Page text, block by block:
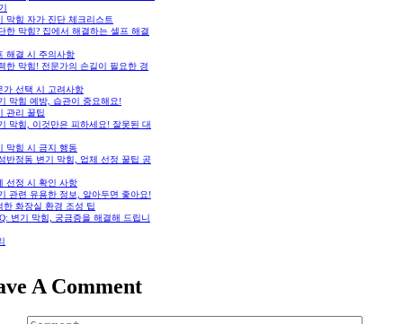
막힘 자가 진단 체크리스트
한 막힘? 집에서 해결하는 셀프 해결
해결 시 주의사항
한 막힘! 전문가의 손길이 필요한 경
가 선택 시 고려사항
막힘 예방, 습관이 중요해요!
관리 꿀팁
막힘, 이것만은 피하세요! 잘못된 대
막힘 시 금지 행동
반정동 변기 막힘, 업체 선정 꿀팁 공
선정 시 확인 사항
관련 유용한 정보, 알아두면 좋아요!
한 화장실 환경 조성 팁
변기 막힘, 궁금증을 해결해 드립니
A Comment